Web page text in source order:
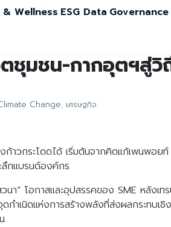
Wellness ESG Data Governance
ชุมชน-กากอุตฯสู่
Change, เศรษฐกิจ
าวกระโดดได้ เริ่มต้นจากคิดแก้เพนพอ
กแบรนด์องค์กร
” โอกาสและอุปสรรคของ SME หลังเท
กำเนิดแห่งการสร้างพลังที่ส่งผลกระทบ